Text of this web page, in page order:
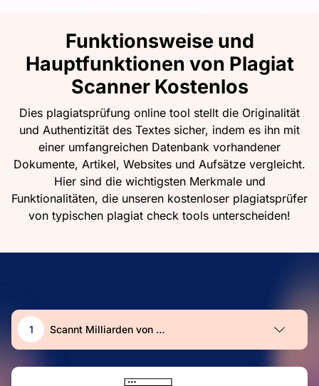
Funktionsweise und
Hauptfunktionen von Plagiat
Scanner Kostenlos
Dies plagiatsprüfung online tool stellt die Originalität
und Authentizität des Textes sicher, indem es ihn mit
einer umfangreichen Datenbank vorhandener
Dokumente, Artikel, Websites und Aufsätze vergleicht.
Hier sind die wichtigsten Merkmale und
Funktionalitäten, die unseren kostenloser plagiatsprüfer
von typischen plagiat check tools unterscheiden!
1 Scannt Milliarden von Webseiten